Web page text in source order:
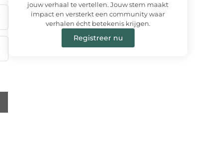
jouw verhaal te vertellen. Jouw stem maakt
impact en versterkt een community waar
verhalen écht betekenis krijgen.
Registreer nu